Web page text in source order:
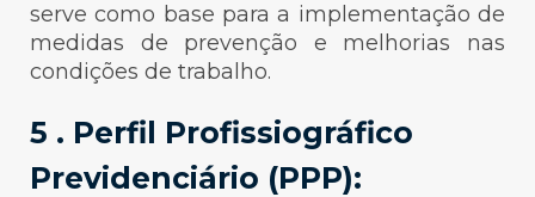
serve como base para a implementação de
medidas de prevenção e melhorias nas
condições de trabalho.
5 . Perfil Profissiográfico
Previdenciário (PPP):